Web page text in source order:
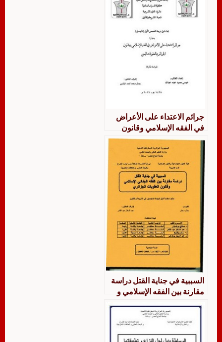
جرائم الاعتداء على الأعراض
في الفقه الإسلامي وقانون
العقوبات اليمني دراسة مقارنة
السببية في جناية القتل دراسة
مقارنة بين الفقه الإسلامي و